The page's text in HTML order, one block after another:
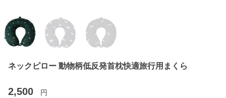
ネックピロー 動物柄低反発首枕快適旅行用まくら
2,500 円